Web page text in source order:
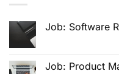
Job: Software
Job: Product